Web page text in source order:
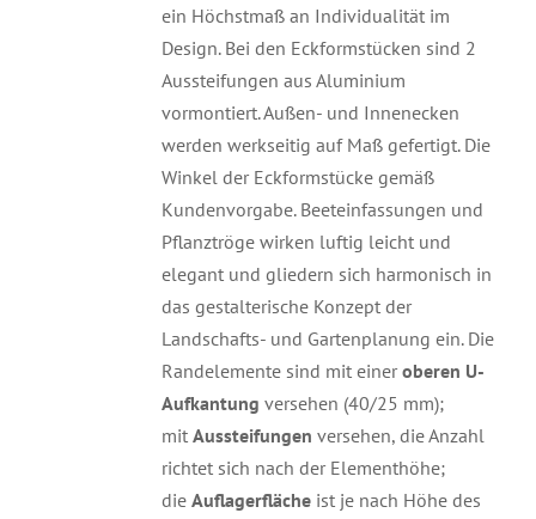
ein Höchstmaß an Individualität im
Design. Bei den Eckformstücken sind 2
Aussteifungen aus Aluminium
vormontiert. Außen- und Innenecken
werden werkseitig auf Maß gefertigt. Die
Winkel der Eckformstücke gemäß
Kundenvorgabe. Beeteinfassungen und
Pflanztröge wirken luftig leicht und
elegant und gliedern sich harmonisch in
das gestalterische Konzept der
Landschafts- und Gartenplanung ein. Die
Randelemente sind mit einer oberen U-
Aufkantung versehen (40/25 mm);
mit Aussteifungen versehen, die Anzahl
richtet sich nach der Elementhöhe;
die Auflagerflächeist je nach Höhe des